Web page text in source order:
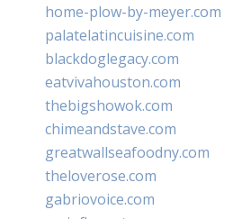
home-plow-by-meyer.com
palatelatincuisine.com
blackdoglegacy.com
eatvivahouston.com
thebigshowok.com
chimeandstave.com
greatwallseafoodny.com
theloverose.com
gabriovoice.com